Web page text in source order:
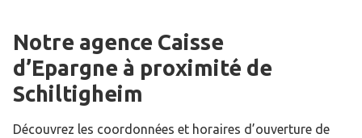
Notre agence Caisse
d’Epargne à proximité de
Schiltigheim
Découvrez les coordonnées et horaires d’ouverture de